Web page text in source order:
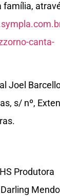
família,
canta-
Joel
s/ nº,
Produtora